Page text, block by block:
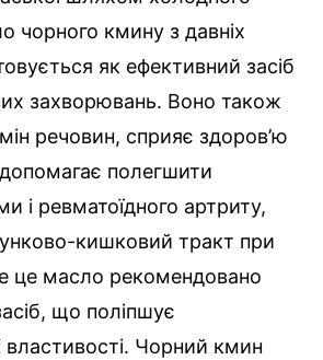
чорного кмину з давніх
як ефективний засіб
захворювань. Воно також
речовин, сприяє здоров’ю
полегшити
і ревматоїдного артриту,
кишковий тракт при
це масло рекомендовано
що поліпшує
властивості. Чорний кмин